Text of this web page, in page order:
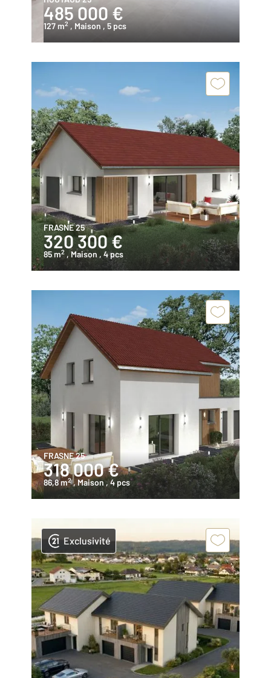
485 000 €
127 m2 , Maison , 5 pcs
FRASNE 25
320 300 €
85 m2 , Maison , 4 pcs
FRASNE 25
318 000 €
86,8 m2 , Maison, 4 pcs
Exclusivité